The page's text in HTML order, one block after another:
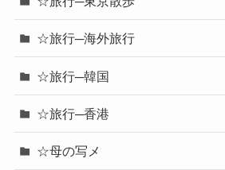
☆旅行─海外旅行
☆旅行─韓国
☆旅行─香港
☆母の写メ